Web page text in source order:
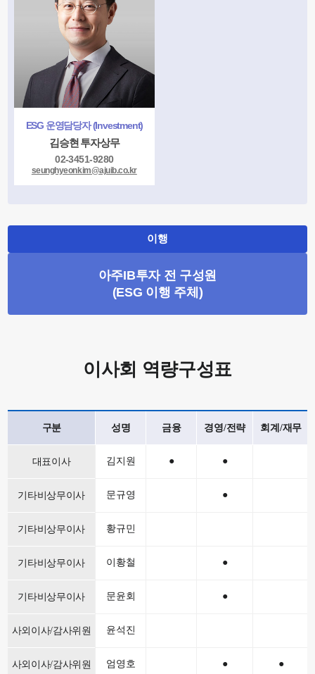
ESG 운영담당자 (Investment)
김승현 투자상무
02-3451-9280
seunghyeonkim@ajuib.co.kr
이행
아주IB투자 전 구성원
(ESG 이행 주체)
이사회 역량구성표
구분 성명 금융 경영/전략 회계/재무
대표이사 김지원 ● ●
기타비상무이사 문규영 ●
기타비상무이사 황규민
기타비상무이사 이황철 ●
기타비상무이사 문윤회 ●
사외이사/감사위원 윤석진
사외이사/감사위원 엄영호 ● ●